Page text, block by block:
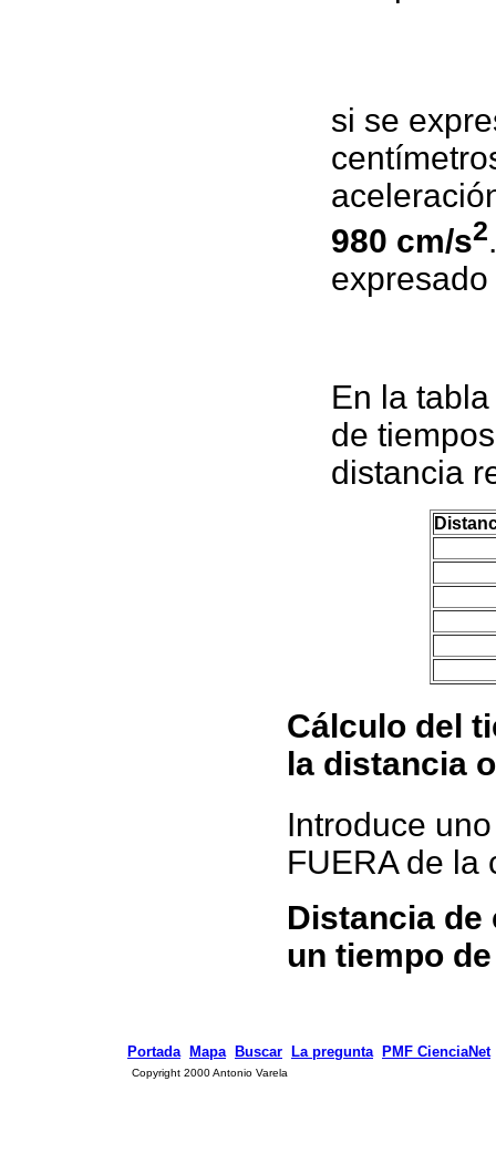
si se
980 cm/s2
En la
de
distancia
Cálculo del
la distancia
Introduce
FUERA de la
Distancia de
un tiempo
Portada Mapa Buscar La pregunta PMF CienciaNet
Copyright 2000 Antonio Varela